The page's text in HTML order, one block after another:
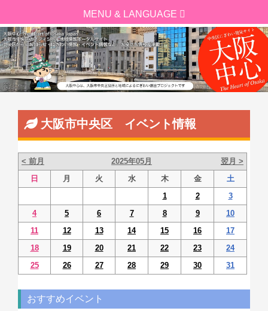
大阪市中央区 イベント情報
< 前月 2025年05月
翌月 >
日
月 火 水 木 金
土
1
2
3
4
5 6 7 8 9
10
11
12 13 14 15 16
17
18
19 20 21 22 23
24
25
26 27 28 29 30 31
おすすめイベント